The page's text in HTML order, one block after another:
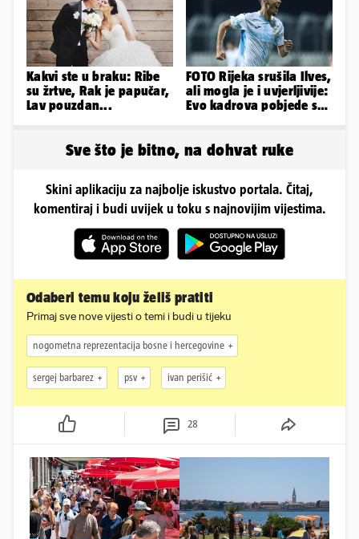
Kakvi ste u braku: Ribe
su žrtve, Rak je papučar,
Lav pouzdan...
FOTO Rijeka srušila Ilves,
ali mogla je i uvjerljivije:
Evo kadrova pobjede s
Sve što je bitno, na dohvat ruke
Skini aplikaciju za najbolje iskustvo portala. Čitaj,
komentiraj i budi uvijek u toku s najnovijim vijestima.
Odaberi temu koju želiš pratiti
Primaj sve nove vijesti o temi i budi u tijeku
nogometna reprezentacija bosne i hercegovine
sergej barbarez psv ivan perišić
28